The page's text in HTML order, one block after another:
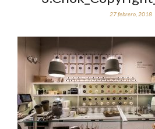
27 febrero, 2018